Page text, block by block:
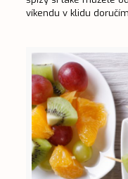
víkendu v klidu